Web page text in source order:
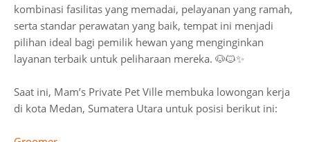
kombinasi fasilitas yang memadai, pelayanan yang ramah,
serta standar perawatan yang baik, tempat ini menjadi
pilihan ideal bagi pemilik hewan yang menginginkan
layanan terbaik untuk peliharaan mereka. 🐶🐱✨
Saat ini, Mam’s Private Pet Ville membuka lowongan kerja
di kota Medan, Sumatera Utara untuk posisi berikut ini: